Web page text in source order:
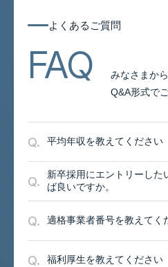
よくあるご質問
よくあるご質問
FAQ
みなさまか
Q&A形式で
Q. 平均年収を教えてください
Q.
新卒採用にエントリーした
ば良いですか。
Q. 適格事業者番号を教えてく
Q. 福利厚生を教えてください